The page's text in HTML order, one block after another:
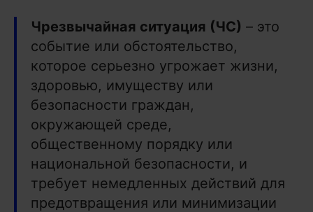
Чрезвычайная ситуация (ЧС) – это
событие или обстоятельство,
которое серьезно угрожает жизни,
здоровью, имуществу или
безопасности граждан,
окружающей среде,
общественному порядку или
национальной безопасности, и
требует немедленных действий для
предотвращения или минимизации